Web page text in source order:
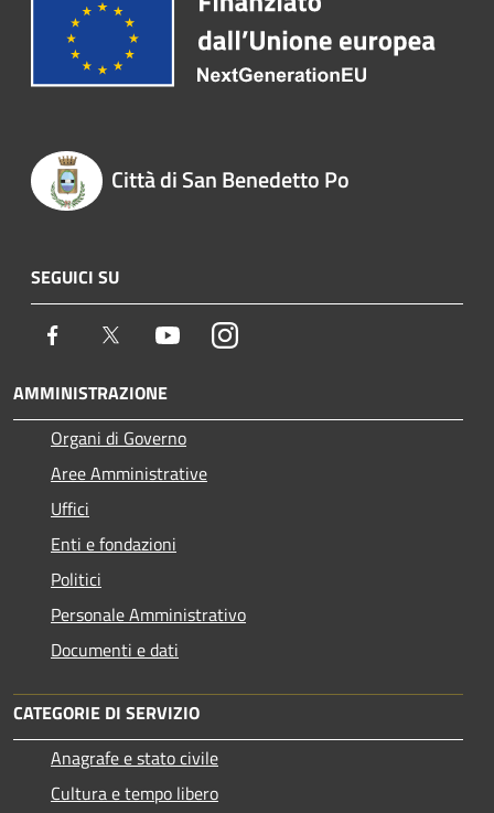
Città di San Benedetto Po
SEGUICI SU
Facebook Twitter YoutubeInstagram
AMMINISTRAZIONE
Organi di Governo
Aree Amministrative
Uffici
Enti e fondazioni
Politici
Personale Amministrativo
Documenti e dati
CATEGORIE DI SERVIZIO
Anagrafe e stato civile
Cultura e tempo libero